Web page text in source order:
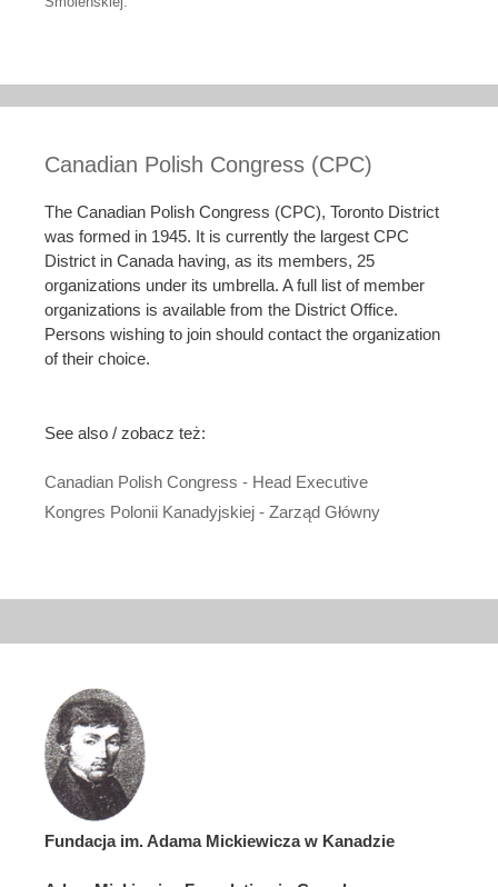
Canadian Polish Congress (CPC)
The Canadian Polish Congress (CPC), Toronto District
was formed in 1945. It is currently the largest CPC
District in Canada having, as its members, 25
organizations under its umbrella. A full list of member
organizations is available from the District Office.
Persons wishing to join should contact the organization
of their choice.
See also / zobacz też:
Canadian Polish Congress - Head Executive
Kongres Polonii Kanadyjskiej - Zarząd Główny
Fundacja im. Adama Mickiewicza w Kanadzie